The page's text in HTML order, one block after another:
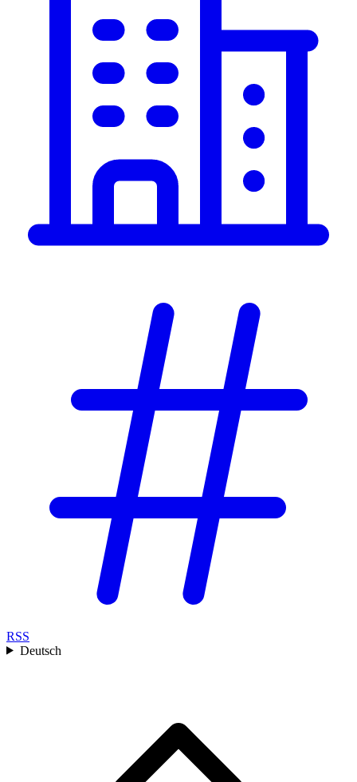
RSS
Deutsch